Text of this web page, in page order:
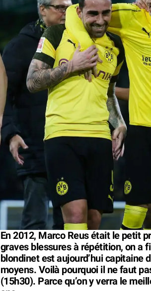
En 2012, Marco Reus était le petit
graves blessures à répétition, on a
blondinet est aujourd’hui capitaine
moyens. Voilà pourquoi il ne faut
(15h30). Parce qu’on y verra le